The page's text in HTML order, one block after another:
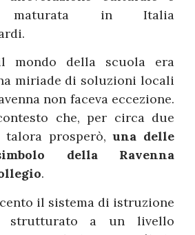
maturata in Italia
mondo della scuola era
miriade di soluzioni locali
non faceva eccezione.
che, per circa due
talora prosperò,una delle
della Ravenna
.
il sistema di istruzione
strutturato a un livello